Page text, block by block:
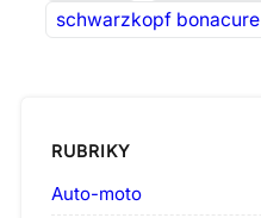
schwarzkopf bonacure
RUBRIKY
Auto-moto